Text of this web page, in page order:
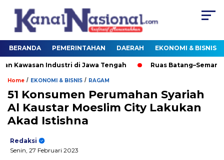
BERANDA PEMERINTAHAN DAERAH EKONOMI & BISNIS
Industri di Jawa Tengah Ruas Batang–Semarang
Home / EKONOMI & BISNIS / RAGAM
51 Konsumen Perumahan Syariah
Al Kaustar Moeslim City Lakukan
Akad Istishna
Redaksi
Senin, 27 Februari 2023